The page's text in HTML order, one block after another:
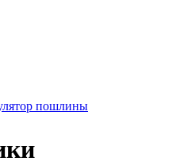
пошлины